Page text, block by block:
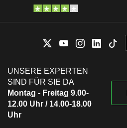
UNSERE EXPERTEN
SIND FÜR SIE DA
Montag - Freitag 9.00-
12.00 Uhr / 14.00-18.00
Uhr